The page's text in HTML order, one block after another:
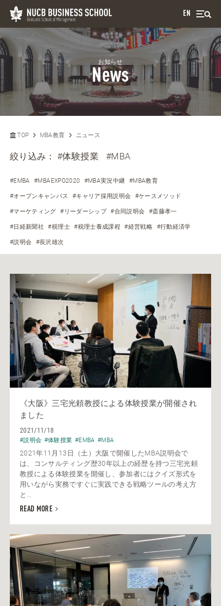
EN
お知らせ
News
TOP MBA教育 ニュース
絞り込み：#体験授業 #MBA
#EMBA #MBAEXPO2020 #MBA実況中継 #MBA教育
#オープンキャンパス #キャリア採用説明会 #ケースメソッド
#マーケティング #リーダーシップ #合同説明会 #斎藤孝一
#日経新聞社 #税理士 #税理士養成課程 #経営戦略 #行動経済学
#説明会 #長沢雄次
《大阪》三宅光頼教授による体験授業が開催され
ました
2021/11/18
#説明会 #体験授業 #EMBA #MBA
2021年11月13日（土）大阪で開催したMBA説明会で
は、コンサルティング歴30年以上の経歴を持つ三宅光頼
教授による体験授業を開催し、参加者にはクイズ形式を
用いながら実務ですぐに実践できる戦略ツールの考え方
と...
READ MORE